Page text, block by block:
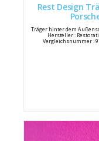
Rest Design
Träger hinter dem
Hersteller :
Vergleichsnummer :